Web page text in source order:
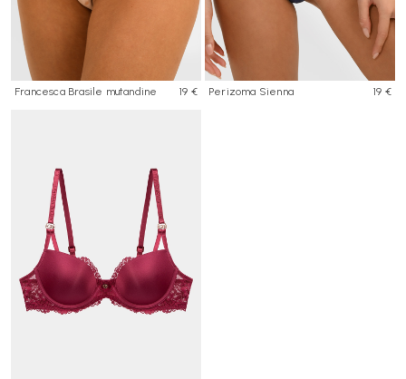
Francesca Brasile mutandine 19 € Perizoma Sienna 19 €